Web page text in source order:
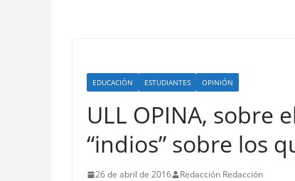
EDUCACIÓN ESTUDIANTES OPINIÓN
ULL OPINA, sobre
“indios” sobre los
26 de abril de 2016 Redacción Redacción